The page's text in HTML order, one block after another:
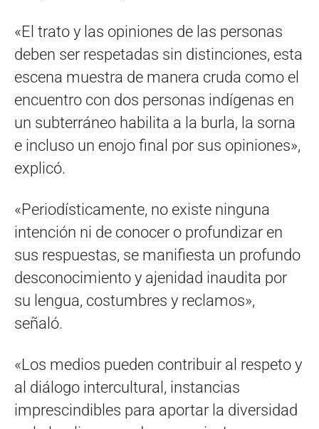
«El trato y las opiniones de las personas
deben ser respetadas sin distinciones, esta
escena muestra de manera cruda como el
encuentro con dos personas indígenas en
un subterráneo habilita a la burla, la sorna
e incluso un enojo final por sus opiniones»,
explicó.
«Periodísticamente, no existe ninguna
intención ni de conocer o profundizar en
sus respuestas, se manifiesta un profundo
desconocimiento y ajenidad inaudita por
su lengua, costumbres y reclamos»,
señaló.
«Los medios pueden contribuir al respeto y
al diálogo intercultural, instancias
imprescindibles para aportar la diversidad